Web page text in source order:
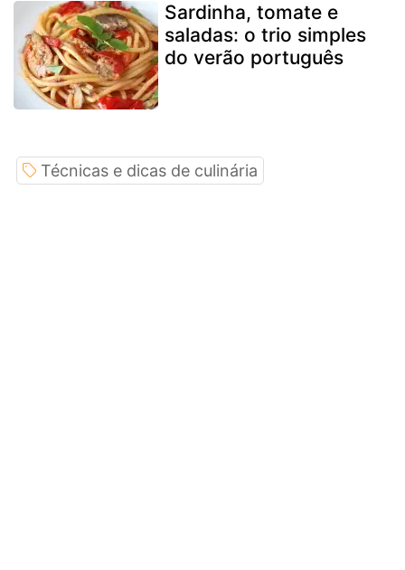
Sardinha, tomate e
saladas: o trio simples
do verão português
Técnicas e dicas de culinária